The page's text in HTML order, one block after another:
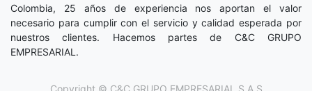
Colombia, 25 años de experiencia nos aportan el valor
necesario para cumplir con el servicio y calidad esperada por
nuestros clientes. Hacemos partes de C&C GRUPO
EMPRESARIAL.
Copyright © C&C GRUPO EMPRESARIAL S.A.S